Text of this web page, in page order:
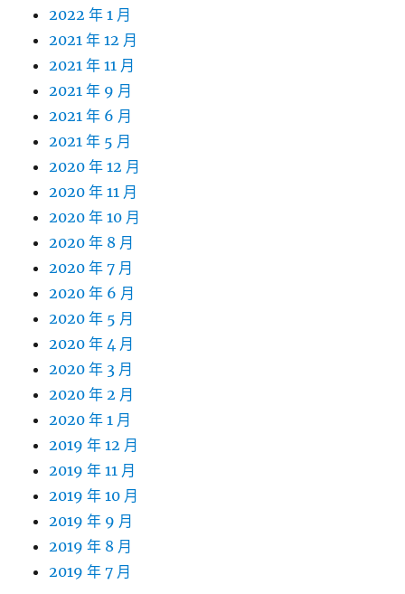
2022 年 1 月
2021 年 12 月
2021 年 11 月
2021 年 9 月
2021 年 6 月
2021 年 5 月
2020 年 12 月
2020 年 11 月
2020 年 10 月
2020 年 8 月
2020 年 7 月
2020 年 6 月
2020 年 5 月
2020 年 4 月
2020 年 3 月
2020 年 2 月
2020 年 1 月
2019 年 12 月
2019 年 11 月
2019 年 10 月
2019 年 9 月
2019 年 8 月
2019 年 7 月